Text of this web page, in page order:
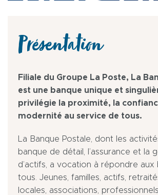
Présentation
Filiale du Groupe La Poste, La
est une banque unique et
privilégie la proximité, la
modernité au service de tous.
La Banque Postale, dont les
banque de détail, l’assurance et la
d’actifs, a vocation à répondre aux
tous. Jeunes, familles, actifs,
locales, associations,